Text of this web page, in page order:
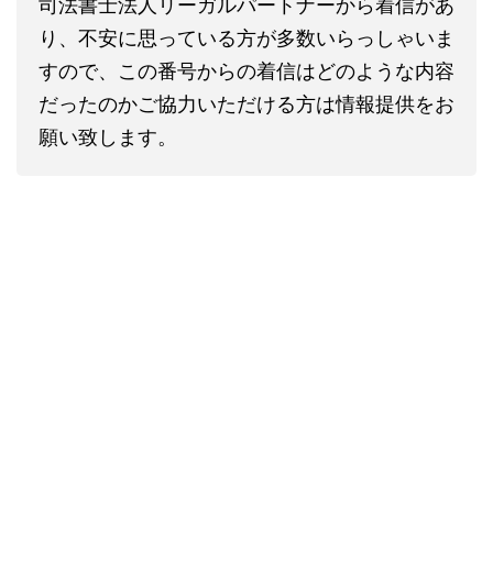
司法書士法人リーガルパートナーから着信があ
り、不安に思っている方が多数いらっしゃいま
すので、この番号からの着信はどのような内容
だったのかご協力いただける方は情報提供をお
願い致します。